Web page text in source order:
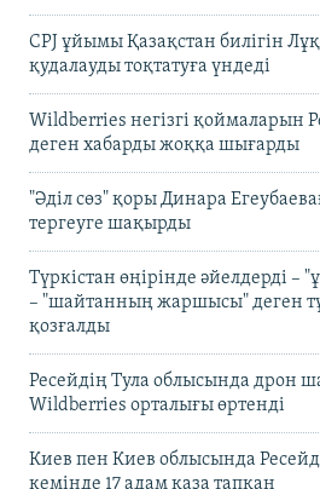
CPJ ұйымы Қазақстан билігін
қудалауды тоқтатуға үндеді
Wildberries негізгі қоймаларын
деген хабарды жоққа шығарды
"Әділ сөз" қоры Динара
тергеуге шақырды
Түркістан өңірінде әйелдерді –
– "шайтанның жаршысы" деген
қозғалды
Ресейдің Тула облысында дрон
Wildberries орталығы өртенді
Киев пен Киев облысында
кемінде 17 адам қаза тапқан